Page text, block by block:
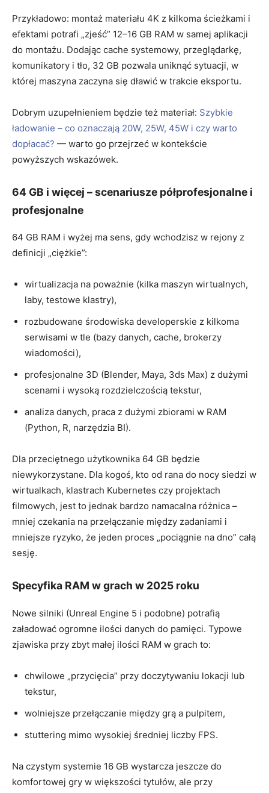
Przykładowo: montaż materiału 4K z kilkoma ścieżkami i
efektami potrafi „zjeść” 12–16 GB RAM w samej aplikacji
do montażu. Dodając cache systemowy, przeglądarkę,
komunikatory i tło, 32 GB pozwala uniknąć sytuacji, w
której maszyna zaczyna się dławić w trakcie eksportu.
Dobrym uzupełnieniem będzie też materiał: Szybkie
ładowanie – co oznaczają 20W, 25W, 45W i czy warto
dopłacać? — warto go przejrzeć w kontekście
powyższych wskazówek.
64 GB i więcej – scenariusze półprofesjonalne i
profesjonalne
64 GB RAM i wyżej ma sens, gdy wchodzisz w rejony z
definicji „ciężkie”:
wirtualizacja na poważnie (kilka maszyn wirtualnych,
laby, testowe klastry),
rozbudowane środowiska developerskie z kilkoma
serwisami w tle (bazy danych, cache, brokerzy
wiadomości),
profesjonalne 3D (Blender, Maya, 3ds Max) z dużymi
scenami i wysoką rozdzielczością tekstur,
analiza danych, praca z dużymi zbiorami w RAM
(Python, R, narzędzia BI).
Dla przeciętnego użytkownika 64 GB będzie
niewykorzystane. Dla kogoś, kto od rana do nocy siedzi w
wirtualkach, klastrach Kubernetes czy projektach
filmowych, jest to jednak bardzo namacalna różnica –
mniej czekania na przełączanie między zadaniami i
mniejsze ryzyko, że jeden proces „pociągnie na dno” całą
sesję.
Specyfika RAM w grach w 2025 roku
Nowe silniki (Unreal Engine 5 i podobne) potrafią
załadować ogromne ilości danych do pamięci. Typowe
zjawiska przy zbyt małej ilości RAM w grach to:
chwilowe „przycięcia” przy doczytywaniu lokacji lub
tekstur,
wolniejsze przełączanie między grą a pulpitem,
stuttering mimo wysokiej średniej liczby FPS.
Na czystym systemie 16 GB wystarcza jeszcze do
komfortowej gry w większości tytułów, ale przy